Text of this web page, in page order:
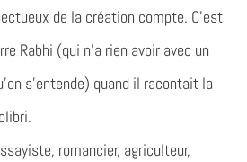
de la création compte. C’est
Rabhi (qui n’a rien avoir avec un
s’entende) quand il racontait la
romancier, agriculteur,